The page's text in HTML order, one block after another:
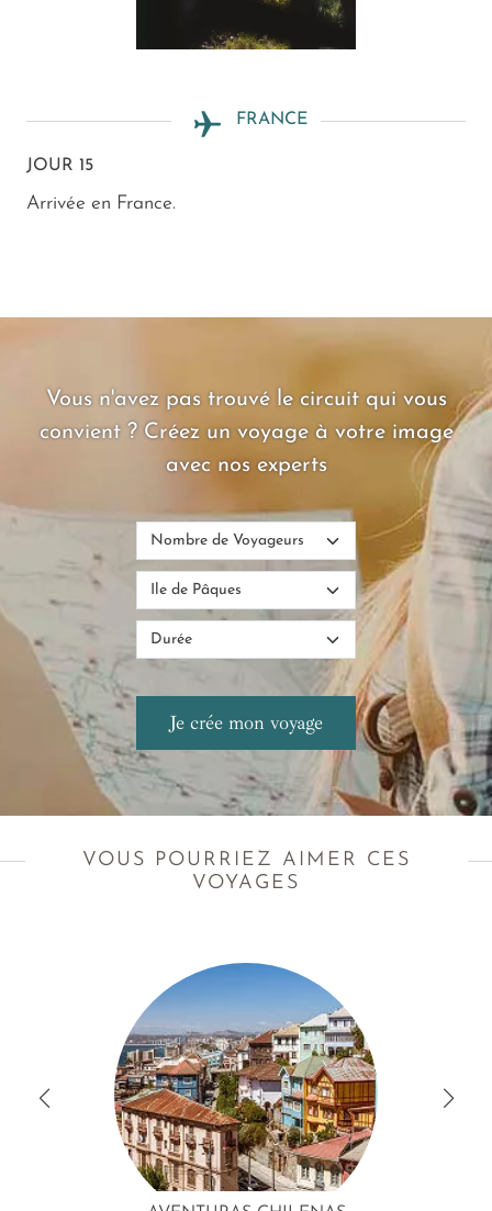
FRANCE
JOUR 15
Arrivée en France.
Vous n'avez pas trouvé le circuit qui vous
convient ? Créez un voyage à votre image
avec nos experts
VOUS POURRIEZ AIMER CES
VOYAGES